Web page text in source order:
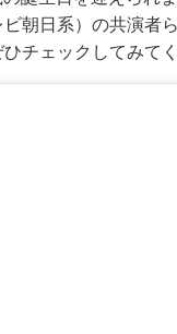
朝日系）の共演者
チェックしてみてく